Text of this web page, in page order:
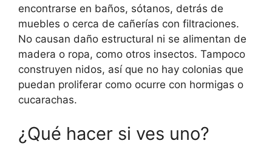
encontrarse en baños, sótanos, detrás de
muebles o cerca de cañerías con filtraciones.
No causan daño estructural ni se alimentan de
madera o ropa, como otros insectos. Tampoco
construyen nidos, así que no hay colonias que
puedan proliferar como ocurre con hormigas o
cucarachas.
¿Qué hacer si ves uno?